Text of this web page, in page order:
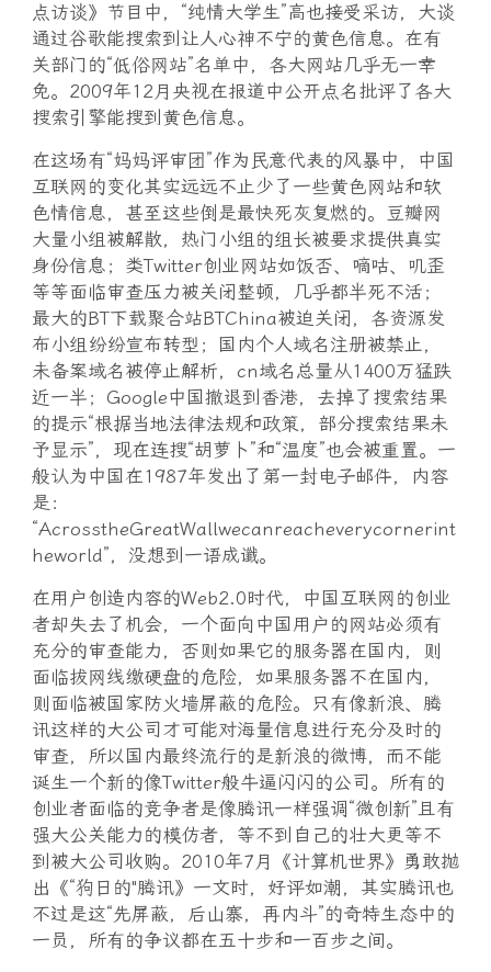
点访谈》节目中，“纯情大学生”高也接受采访，大谈
通过谷歌能搜索到让人心神不宁的黄色信息。在有
关部门的“低俗网站”名单中，各大网站几乎无一幸
免。2009年12月央视在报道中公开点名批评了各大
搜索引擎能搜到黄色信息。
在这场有“妈妈评审团”作为民意代表的风暴中，中国
互联网的变化其实远远不止少了一些黄色网站和软
色情信息，甚至这些倒是最快死灰复燃的。豆瓣网
大量小组被解散，热门小组的组长被要求提供真实
身份信息；类Twitter创业网站如饭否、嘀咕、叽歪
等等面临审查压力被关闭整顿，几乎都半死不活；
最大的BT下载聚合站BTChina被迫关闭，各资源发
布小组纷纷宣布转型；国内个人域名注册被禁止，
未备案域名被停止解析，cn域名总量从1400万猛跌
近一半；Google中国撤退到香港，去掉了搜索结果
的提示“根据当地法律法规和政策，部分搜索结果未
予显示”，现在连搜“胡萝卜”和“温度”也会被重置。一
般认为中国在1987年发出了第一封电子邮件，内容
是：
“AcrosstheGreatWallwecanreacheverycornerint
heworld”，没想到一语成谶。
在用户创造内容的Web2.0时代，中国互联网的创业
者却失去了机会，一个面向中国用户的网站必须有
充分的审查能力，否则如果它的服务器在国内，则
面临拔网线缴硬盘的危险，如果服务器不在国内，
则面临被国家防火墙屏蔽的危险。只有像新浪、腾
讯这样的大公司才可能对海量信息进行充分及时的
审查，所以国内最终流行的是新浪的微博，而不能
诞生一个新的像Twitter般牛逼闪闪的公司。所有的
创业者面临的竞争者是像腾讯一样强调“微创新”且有
强大公关能力的模仿者，等不到自己的壮大更等不
到被大公司收购。2010年7月《计算机世界》勇敢抛
出《“狗日的"腾讯》一文时，好评如潮，其实腾讯也
不过是这“先屏蔽，后山寨，再内斗”的奇特生态中的
一员，所有的争议都在五十步和一百步之间。